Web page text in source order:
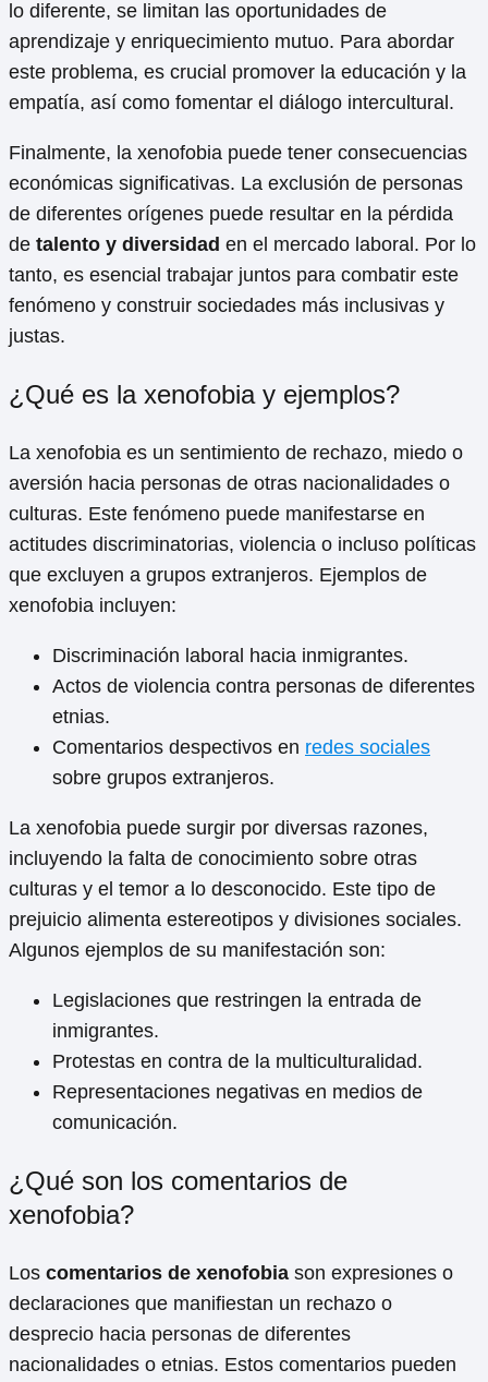
lo diferente, se limitan las oportunidades de
aprendizaje y enriquecimiento mutuo. Para abordar
este problema, es crucial promover la educación y la
empatía, así como fomentar el diálogo intercultural.
Finalmente, la xenofobia puede tener consecuencias
económicas significativas. La exclusión de personas
de diferentes orígenes puede resultar en la pérdida
de talento y diversidad en el mercado laboral. Por lo
tanto, es esencial trabajar juntos para combatir este
fenómeno y construir sociedades más inclusivas y
justas.
¿Qué es la xenofobia y ejemplos?
La xenofobia es un sentimiento de rechazo, miedo o
aversión hacia personas de otras nacionalidades o
culturas. Este fenómeno puede manifestarse en
actitudes discriminatorias, violencia o incluso políticas
que excluyen a grupos extranjeros. Ejemplos de
xenofobia incluyen:
Discriminación laboral hacia inmigrantes.
Actos de violencia contra personas de diferentes
etnias.
Comentarios despectivos en redes sociales
sobre grupos extranjeros.
La xenofobia puede surgir por diversas razones,
incluyendo la falta de conocimiento sobre otras
culturas y el temor a lo desconocido. Este tipo de
prejuicio alimenta estereotipos y divisiones sociales.
Algunos ejemplos de su manifestación son:
Legislaciones que restringen la entrada de
inmigrantes.
Protestas en contra de la multiculturalidad.
Representaciones negativas en medios de
comunicación.
¿Qué son los comentarios de
xenofobia?
Los comentarios de xenofobia son expresiones o
declaraciones que manifiestan un rechazo o
desprecio hacia personas de diferentes
nacionalidades o etnias. Estos comentarios pueden